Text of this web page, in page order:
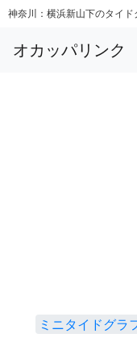
神奈川：横浜新山下のタイ
オカッパリンク
ミニタイドグラ